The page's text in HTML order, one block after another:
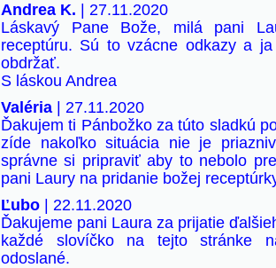
Andrea K. | 27.11.2020
Láskavý Pane Bože, milá pani
receptúru. Sú to vzácne odkazy a
obdržať.
S láskou Andrea
Valéria
| 27.11.2020
Ďakujem ti Pánbožko za túto sladkú
zíde nakoľko situácia nie je
správne si pripraviť aby to nebolo
pani Laury na pridanie božej
Ľubo | 22.11.2020
Ďakujeme pani Laura za prijatie
každé slovíčko na tejto stránke
odoslané.